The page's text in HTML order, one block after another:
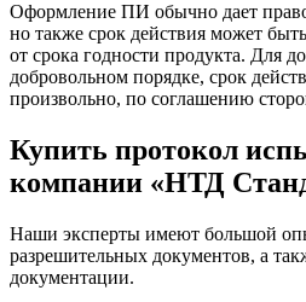
Оформление ПИ обычно дает право
но также срок действия может
от срока годности продукта. Для
добровольном порядке, срок
произвольно, по соглашению
Купить протокол
компании «НТД
Наши эксперты имеют большой
разрешительных документов, а
документации.